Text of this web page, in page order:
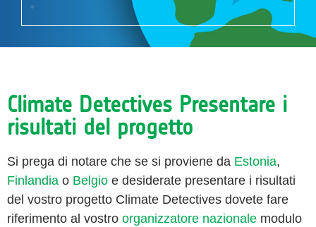
Climate Detectives Presentare i
risultati del progetto
Si prega di notare che se si proviene da Estonia,
Finlandia o Belgio e desiderate presentare i risultati
del vostro progetto Climate Detectives dovete fare
riferimento al vostro organizzatore nazionale modulo